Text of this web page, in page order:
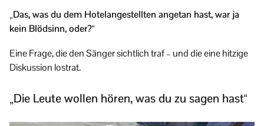
„Das, was du dem Hotelangestellten angetan hast, war ja
kein Blödsinn, oder?“
Eine Frage, die den Sänger sichtlich traf – und die eine hitzige
Diskussion lostrat.
„Die Leute wollen hören, was du zu sagen hast“